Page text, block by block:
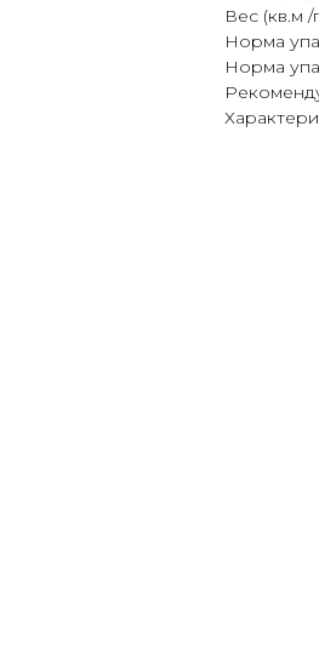
Вес (кв.м /
Норма
Норма